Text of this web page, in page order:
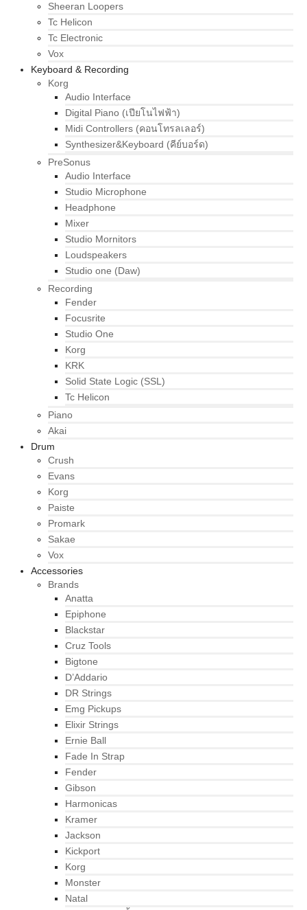
Sheeran Loopers
Tc Helicon
Tc Electronic
Vox
Keyboard & Recording
Korg
Audio Interface
Digital Piano (เปียโนไฟฟ้า)
Midi Controllers (คอนโทรลเลอร์)
Synthesizer&Keyboard (คีย์บอร์ด)
PreSonus
Audio Interface
Studio Microphone
Headphone
Mixer
Studio Mornitors
Loudspeakers
Studio one (Daw)
Recording
Fender
Focusrite
Studio One
Korg
KRK
Solid State Logic (SSL)
Tc Helicon
Piano
Akai
Drum
Crush
Evans
Korg
Paiste
Promark
Sakae
Vox
Accessories
Brands
Anatta
Epiphone
Blackstar
Cruz Tools
Bigtone
D’Addario
DR Strings
Emg Pickups
Elixir Strings
Ernie Ball
Fade In Strap
Fender
Gibson
Harmonicas
Kramer
Jackson
Kickport
Korg
Monster
Natal